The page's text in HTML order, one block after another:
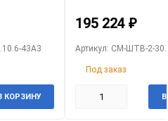
43А3
КОРЗИНУ
195 224 ₽
Артикул: CM-ШТВ-2-
Под заказ